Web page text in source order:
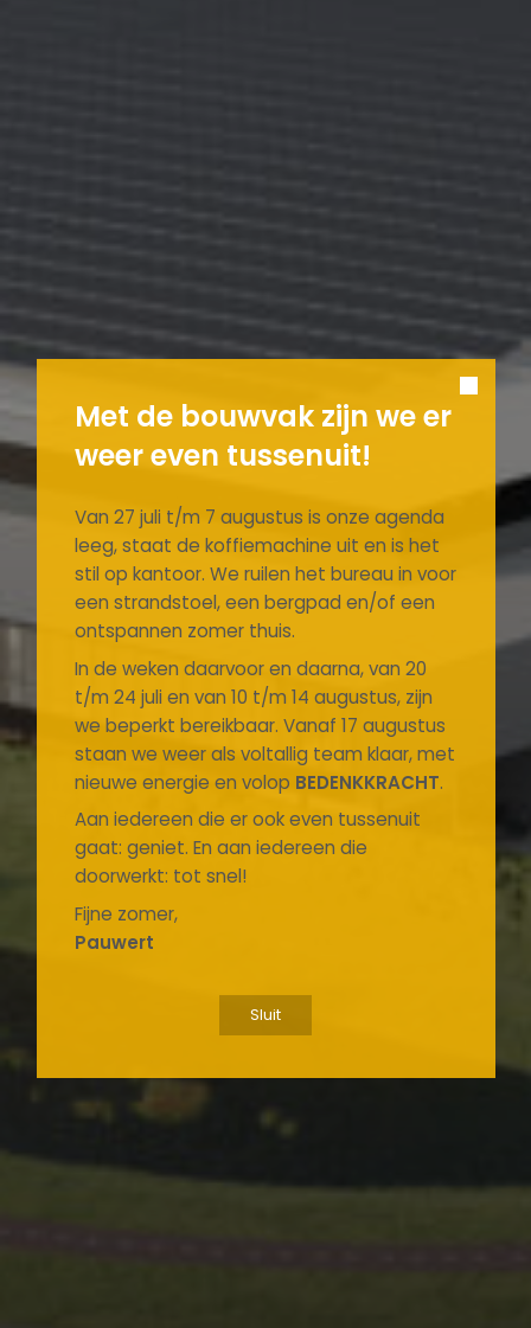
Met de bouwvak zijn we er
weer even tussenuit!
Van 27 juli t/m 7 augustus is onze agenda
leeg, staat de koffiemachine uit en is het
stil op kantoor. We ruilen het bureau in voor
een strandstoel, een bergpad en/of een
ontspannen zomer thuis.
In de weken daarvoor en daarna, van 20
t/m 24 juli en van 10 t/m 14 augustus, zijn
we beperkt bereikbaar. Vanaf 17 augustus
staan we weer als voltallig team klaar, met
nieuwe energie en volop BEDENKKRACHT.
Aan iedereen die er ook even tussenuit
gaat: geniet. En aan iedereen die
doorwerkt: tot snel!
Fijne zomer,
Pauwert
Sluit